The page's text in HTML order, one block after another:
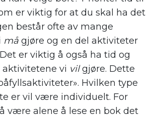
er viktig for at du skal ha det
består ofte av mange
må gjøre og en del aktiviteter
er viktig å også ha tid og
aktivitetene vi vilgjøre. Dette
åfyll saktiviteter». Hvilken type
er vil være individuelt. For
være alene å lese en bok det